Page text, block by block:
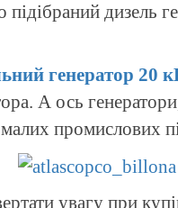
дизель
генератор 20
А ось
промислових
увагу при